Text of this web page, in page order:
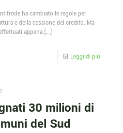
ha cambiato le regole per
e della cessione del credito. Ma
appena […]
Leggi di più
30 milioni di
del Sud